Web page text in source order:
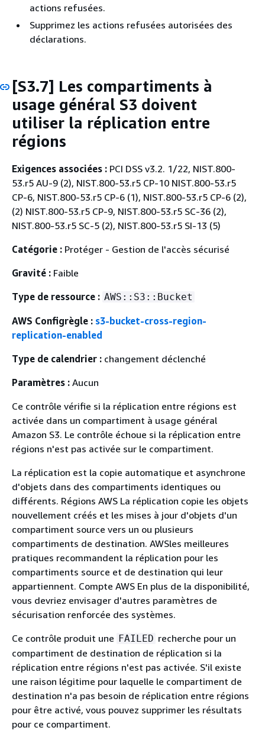
actions refusées.
Supprimez les actions refusées autorisées des
déclarations.
[S3.7] Les compartiments à
usage général S3 doivent
utiliser la réplication entre
régions
Exigences associées : PCI DSS v3.2. 1/22, NIST.800-
53.r5 AU-9 (2), NIST.800-53.r5 CP-10 NIST.800-53.r5
CP-6, NIST.800-53.r5 CP-6 (1), NIST.800-53.r5 CP-6 (2),
(2) NIST.800-53.r5 CP-9, NIST.800-53.r5 SC-36 (2),
NIST.800-53.r5 SC-5 (2), NIST.800-53.r5 SI-13 (5)
Catégorie : Protéger - Gestion de l'accès sécurisé
Gravité : Faible
Type de ressource : AWS::S3::Bucket
AWS Configrègle : s3-bucket-cross-region-
replication-enabled
Type de calendrier : changement déclenché
Paramètres : Aucun
Ce contrôle vérifie si la réplication entre régions est
activée dans un compartiment à usage général
Amazon S3. Le contrôle échoue si la réplication entre
régions n'est pas activée sur le compartiment.
La réplication est la copie automatique et asynchrone
d'objets dans des compartiments identiques ou
différents. Régions AWS La réplication copie les objets
nouvellement créés et les mises à jour d'objets d'un
compartiment source vers un ou plusieurs
compartiments de destination. AWSles meilleures
pratiques recommandent la réplication pour les
compartiments source et de destination qui leur
appartiennent. Compte AWS En plus de la disponibilité,
vous devriez envisager d'autres paramètres de
sécurisation renforcée des systèmes.
Ce contrôle produit une FAILED recherche pour un
compartiment de destination de réplication si la
réplication entre régions n'est pas activée. S'il existe
une raison légitime pour laquelle le compartiment de
destination n'a pas besoin de réplication entre régions
pour être activé, vous pouvez supprimer les résultats
pour ce compartiment.